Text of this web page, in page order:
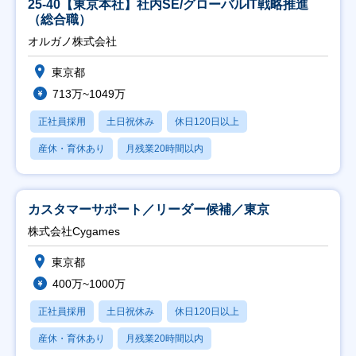
25-40【東京本社】社内SE/グローバルIT戦略推進
（総合職）
オルガノ株式会社
東京都
713万~1049万
正社員採用 土日祝休み 休日120日以上
産休・育休あり 月残業20時間以内
カスタマーサポート／リーダー候補／東京
株式会社Cygames
東京都
400万~1000万
正社員採用 土日祝休み 休日120日以上
産休・育休あり 月残業20時間以内